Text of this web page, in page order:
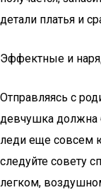
детали платья и
Эффектные и
Отправляясь с
девчушка должна
леди еще совсем
следуйте совету
легком,